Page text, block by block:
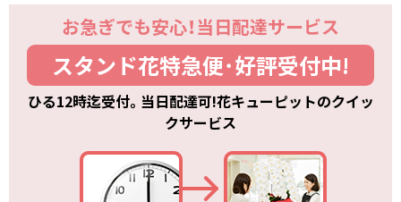
お急ぎでも安心！当日配達サービス
スタンド花特急便･好評受付中!
ひる12時迄受付。当日配達可!花キューピットのクイッ
クサービス